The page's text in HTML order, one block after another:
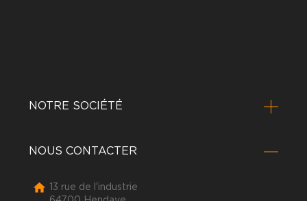
NOTRE SOCIÉTÉ
NOUS CONTACTER

13 rue de l'industrie